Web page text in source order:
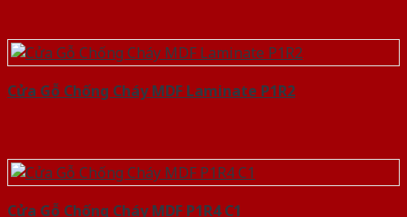
Cửa Gỗ Chống Cháy MDF Laminate P1R2
Cửa Gỗ Chống Cháy MDF P1R4 C1